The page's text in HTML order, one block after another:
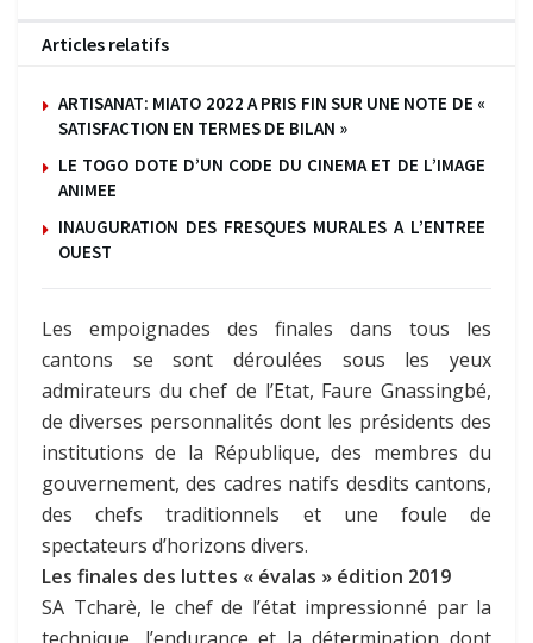
Articles relatifs
ARTISANAT: MIATO 2022 A PRIS FIN SUR UNE NOTE DE «
SATISFACTION EN TERMES DE BILAN »
LE TOGO DOTE D’UN CODE DU CINEMA ET DE L’IMAGE
ANIMEE
INAUGURATION DES FRESQUES MURALES A L’ENTREE
OUEST
Les empoignades des finales dans tous les
cantons se sont déroulées sous les yeux
admirateurs du chef de l’Etat, Faure Gnassingbé,
de diverses personnalités dont les présidents des
institutions de la République, des membres du
gouvernement, des cadres natifs desdits cantons,
des chefs traditionnels et une foule de
spectateurs d’horizons divers.
Les finales des luttes « évalas » édition 2019
SA Tcharè, le chef de l’état impressionné par la